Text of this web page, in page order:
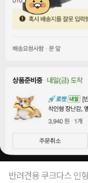
반려견용 쿠크다스 인